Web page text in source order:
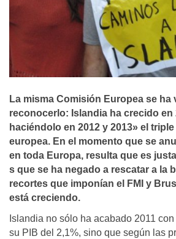
La misma Comisión Europea se ha
reconocerlo: Islandia ha crecido en
haciéndolo en 2012 y 2013» el
europea. En el momento que se
en toda Europa, resulta que es
s que se ha negado a rescatar a la
recortes que imponí­an el FMI y
está creciendo.
Islandia no sólo ha acabado 2011
su PIB del 2,1%, sino que según las